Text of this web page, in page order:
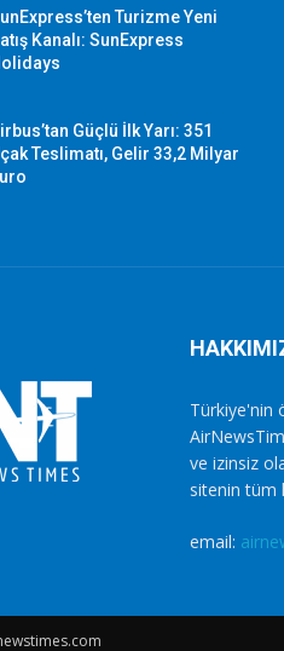
Turizme Yeni
Kanalı: SunExpress
Güçlü İlk Yarı: 351
Teslimatı, Gelir 33,2 Milyar
Türkiye'nin
ve izinsiz
sitenin tüm
email: